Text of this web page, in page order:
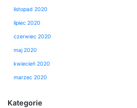
listopad 2020
lipiec 2020
czerwiec 2020
maj 2020
kwiecień 2020
marzec 2020
Kategorie